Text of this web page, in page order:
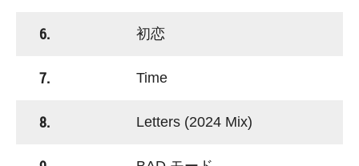
6. 初恋
7. Time
8. Letters (2024 Mix)